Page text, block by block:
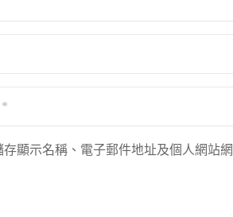
存顯示名稱、電子郵件地址及個人網站